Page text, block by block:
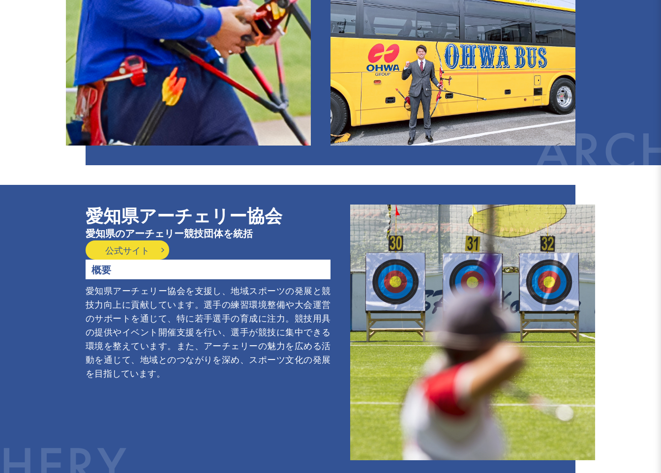
愛知県アーチェリー協会
愛知県のアーチェリー競技団体を統括
公式サイト
概要
愛知県アーチェリー協会を支援し、地域スポーツの発展と競
技力向上に貢献しています。選手の練習環境整備や大会運営
のサポートを通じて、特に若手選手の育成に注力。競技用具
の提供やイベント開催支援を行い、選手が競技に集中できる
環境を整えています。また、アーチェリーの魅力を広める活
動を通じて、地域とのつながりを深め、スポーツ文化の発展
を目指しています。